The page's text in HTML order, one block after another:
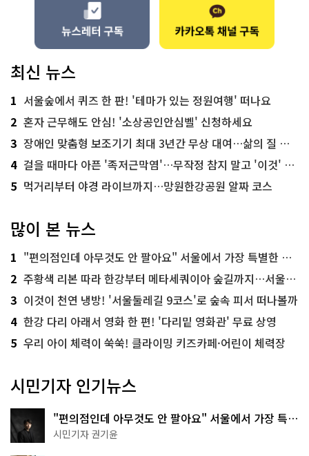
최신 뉴스
1 서울숲에서 퀴즈 한 판! '테마가 있는 정원여행' 떠나요
2 혼자 근무해도 안심! '소상공인안심벨' 신청하세요
3 장애인 맞춤형 보조기기 최대 3년간 무상 대여…삶의 질 높인다
4 걸을 때마다 아픈 '족저근막염'…무작정 참지 말고 '이것' 해보세요!
5 먹거리부터 야경 라이브까지…망원한강공원 알짜 코스
많이 본 뉴스
1 "편의점인데 아무것도 안 팔아요" 서울에서 가장 특별한 편의점의 정체
2 주황색 리본 따라 한강부터 메타세쿼이아 숲길까지…서울둘레길 15코스
3 이것이 천연 냉방! '서울둘레길 9코스'로 숲속 피서 떠나볼까
4 한강 다리 아래서 영화 한 편! '다리밑 영화관' 무료 상영
5 우리 아이 체력이 쑥쑥! 클라이밍 키즈카페·어린이 체력장
시민기자 인기뉴스
"편의점인데 아무것도 안 팔아요" 서울에서 가장 특별
한 편의점의 정체
시민기자 권기윤